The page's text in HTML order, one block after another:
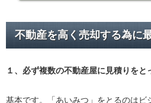
不動産を高く売却する為に
１、必ず複数の不動産屋に見積り をと
基本です。「あいみつ」をとるのはビ